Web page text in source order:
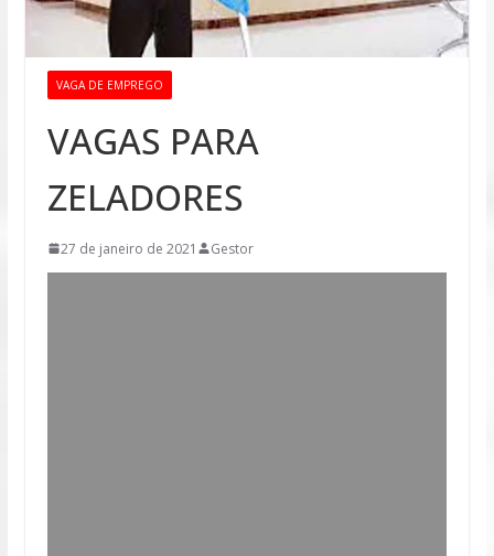
VAGA DE EMPREGO
VAGAS PARA
ZELADORES
27 de janeiro de 2021 Gestor